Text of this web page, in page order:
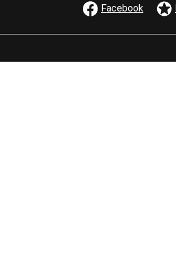
Facebook
texte